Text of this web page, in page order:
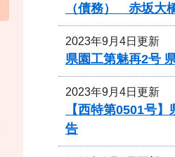
（債務） 赤坂大
2023年9月4日更新
県園工第魅再2号
2023年9月4日更新
【西特第0501号
告